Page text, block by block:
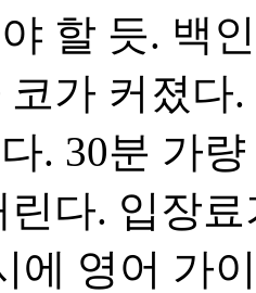
할 듯. 백
코가 커졌다
. 30분 가
다. 입장
에 영어 가